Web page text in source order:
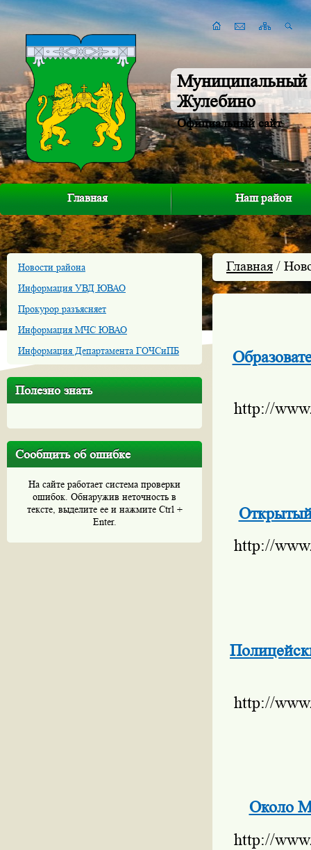
Муниципальный
Жулебино
Официальный сайт
Главная Наш район
Новости района
Информация УВД ЮВАО
Прокурор разъясняет
Информация МЧС ЮВАО
Информация Департамента ГОЧСиПБ
Полезно знать
Сообщить об ошибке
На сайте работает система проверки
ошибок. Обнаружив неточность в
тексте, выделите ее и нажмите Ctrl +
Enter.
Главная /
http://
Открытый
http://
http://
Около
http://